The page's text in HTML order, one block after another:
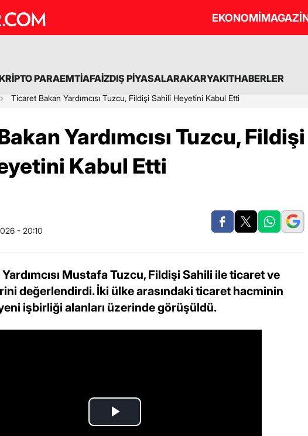
EKONOMİ
PARAEMTİAFAİZDIŞ PİYASALARAKARYAKITHABERLER
Ticaret Bakan Yardımcısı Tuzcu, Fildişi Sahili Heyetini Kabul Etti
Yardımcısı Tuzcu, Fildişi
Kabul Etti
- 20:10
Mustafa Tuzcu, Fildişi Sahili ile ticaret ve
değerlendirdi. İki ülke arasındaki ticaret hacminin
yeni işbirliği alanları üzerinde görüşüldü.